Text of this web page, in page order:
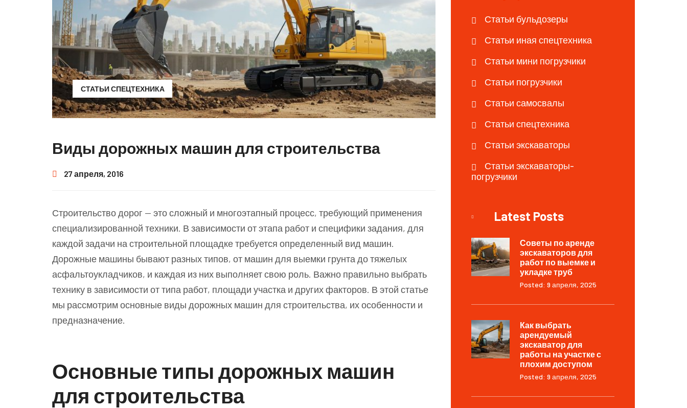
СТАТЬИ СПЕЦТЕХНИКА
Виды дорожных машин для строительства
27 апреля, 2016
Строительство дорог — это сложный и многоэтапный процесс, требующий применения
специализированной техники. В зависимости от этапа работ и специфики задания, для
каждой задачи на строительной площадке требуется определенный вид машин.
Дорожные машины бывают разных типов, от машин для выемки грунта до тяжелых
асфальтоукладчиков, и каждая из них выполняет свою роль. Важно правильно выбрать
технику в зависимости от типа работ, площади участка и других факторов. В этой статье
мы рассмотрим основные виды дорожных машин для строительства, их особенности и
предназначение.
Основные типы дорожных машин
для строительства
Статьи бульдозеры
Статьи иная спецтехника
Статьи мини погрузчики
Статьи погрузчики
Статьи самосвалы
Статьи спецтехника
Статьи экскаваторы
Статьи экскаваторы-
погрузчики
Latest Posts
Советы по аренде
экскаваторов для
работ по выемке и
укладке труб
Posted: 9 апреля, 2025
Как выбрать
арендуемый
экскаватор для
работы на участке с
плохим доступом
Posted: 9 апреля, 2025